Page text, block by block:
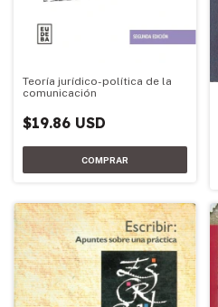
Teoría jurídico-política de la
comunicación
$19.86 USD